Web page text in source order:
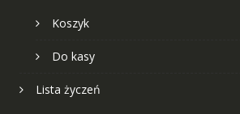
Koszyk
Do kasy
Lista życzeń